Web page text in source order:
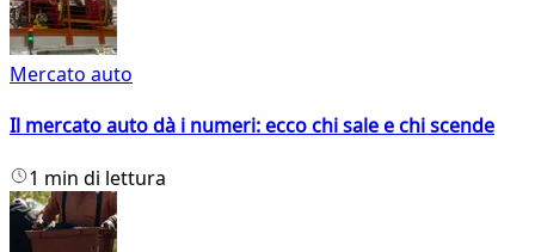
Mercato auto
Il mercato auto dà i numeri: ecco chi sale e chi scende
1 min di lettura